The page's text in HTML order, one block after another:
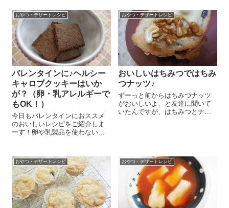
白玉粉』 100g、絹ごし豆腐
130gを合わせて、手で耳たぶく
らいの...
今日はその中の一つ、チアシー
ドを使って簡単デザートを作っ
てみましたよ～😉 ヨーグルト
100g...
おやつ・デザートレシピ
バレンタインに♪ヘルシー
キャロブクッキーはいか
が？（卵・乳アレルギーで
もOK！）
今日もバレンタインにおススメ
のおいしいレシピをご紹介しま
ーす！卵や乳製品を使わないヘ
＼(^o^)／ ボールに薄力粉
65g、全粒粉 20g、『オーガニ
ックキャロブパウダー』 15...
おやつ・デザートレシピ
おいしいはちみつではちみ
つナッツ♪
ずーっと前からはちみつナッツ
がおいしいよ、と友達に聞いて
いたんですが、はちみつとナッ
てみましたよ～ ...
おやつ・デザートレシピ おやつ・デザートレシピ